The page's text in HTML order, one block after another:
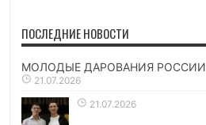
ПОСЛЕДНИЕ НОВОСТИ
МОЛОДЫЕ ДАРОВАНИЯ РОССИИ
21.07.2026
21.07.2026